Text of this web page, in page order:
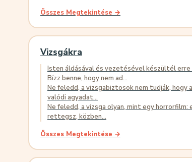
Összes Megtekintése →
Vizsgákra
Isten áldásával és vezetésével készültél erre
Bízz benne, hogy nem ad...
Ne feledd, a vizsgabiztosok nem tudják, hogy
valódi agyadat...
Ne feledd, a vizsga olyan, mint egy
rettegsz, közben...
Összes Megtekintése →